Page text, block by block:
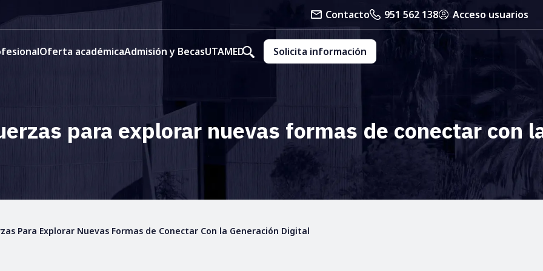
Contacto 951 562 138 Acceso usuarios
Oferta académicaAdmisión y BecasUTAMED Solicita información
para explorar nuevas formas de conectar con
Para Explorar Nuevas Formas de Conectar Con la Generación Digital